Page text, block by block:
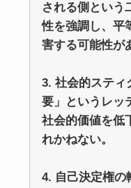
される側という
性を強調し、平
害する可能性が
3. 社会的スティ
要」というレッ
社会的価値を低
れかねない。
4. 自己決定権の